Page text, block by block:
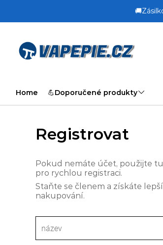
Home 💪Doporučené produkty
Registrovat
Pokud nemáte účet, použijte
pro rychlou registraci.
Staňte se členem a získáte
nakupování.